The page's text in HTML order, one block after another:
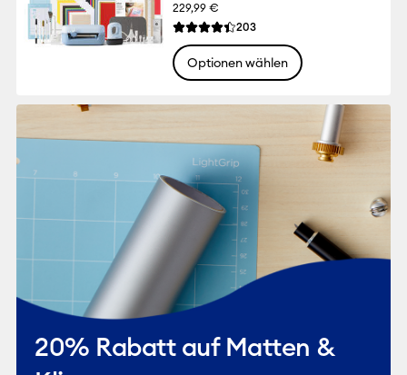
229,99 €
Die durchschnittliche Bewertung für
203Reviews
Optionen wählen
20% Rabatt auf Matten &